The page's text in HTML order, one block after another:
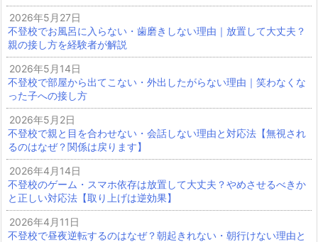
2026年5月27日
不登校でお風呂に入らない・歯磨きしない理由｜放置して大丈夫？
親の接し方を経験者が解説
2026年5月14日
不登校で部屋から出てこない・外出したがらない理由｜笑わなくな
った子への接し方
2026年5月2日
不登校で親と目を合わせない・会話しない理由と対応法【無視され
るのはなぜ？関係は戻ります】
2026年4月14日
不登校のゲーム・スマホ依存は放置して大丈夫？やめさせるべきか
と正しい対応法【取り上げは逆効果】
2026年4月11日
不登校で昼夜逆転するのはなぜ？朝起きれない・朝行けない理由と